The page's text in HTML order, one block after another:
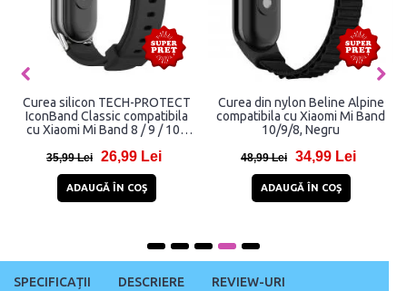
Curea silicon TECH-PROTECT
IconBand Classic compatibila
cu Xiaomi Mi Band 8 / 9 / 10 /
35,99 Lei 26,99 Lei
ADAUGĂ ÎN COŞ
Curea din nylon Beline Alpine
compatibila cu Xiaomi Mi Band
10/9/8, Negru
48,99 Lei 34,99 Lei
ADAUGĂ ÎN COŞ
SPECIFICAȚII DESCRIERE REVIEW-URI